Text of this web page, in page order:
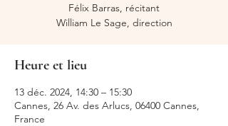
Félix Barras, récitant
William Le Sage, direction
Heure et lieu
13 déc. 2024, 14:30 – 15:30
Cannes, 26 Av. des Arlucs, 06400 Cannes,
France